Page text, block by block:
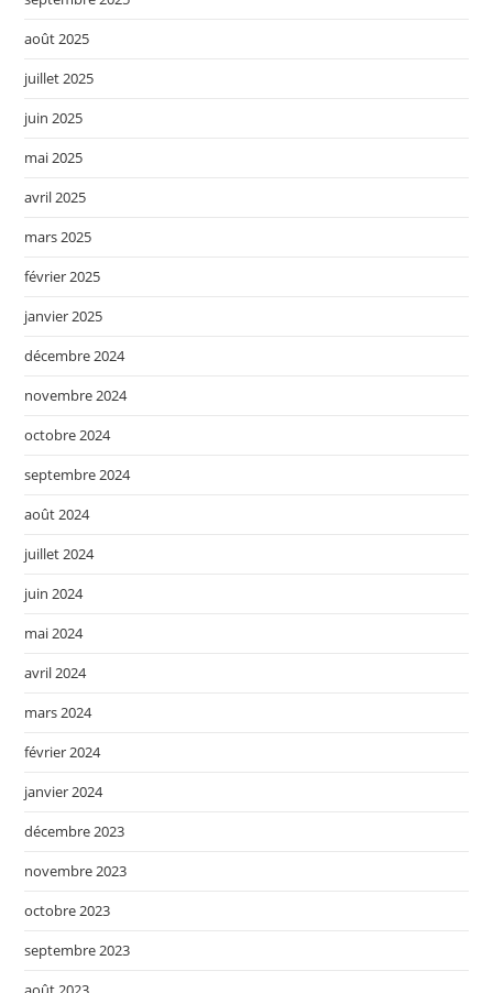
août 2025
juillet 2025
juin 2025
mai 2025
avril 2025
mars 2025
février 2025
janvier 2025
décembre 2024
novembre 2024
octobre 2024
septembre 2024
août 2024
juillet 2024
juin 2024
mai 2024
avril 2024
mars 2024
février 2024
janvier 2024
décembre 2023
novembre 2023
octobre 2023
septembre 2023